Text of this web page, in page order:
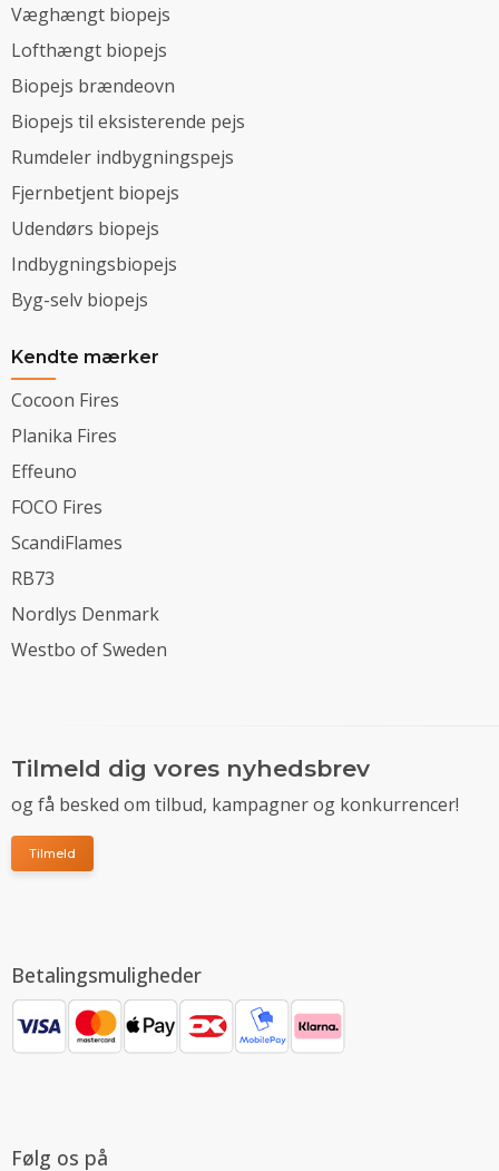
Væghængt biopejs
Lofthængt biopejs
Biopejs brændeovn
Biopejs til eksisterende pejs
Rumdeler indbygningspejs
Fjernbetjent biopejs
Udendørs biopejs
Indbygningsbiopejs
Byg-selv biopejs
Kendte mærker
Cocoon Fires
Planika Fires
Effeuno
FOCO Fires
ScandiFlames
RB73
Nordlys Denmark
Westbo of Sweden
Tilmeld dig vores nyhedsbrev
og få besked om tilbud, kampagner og konkurrencer!
Tilmeld
Betalingsmuligheder
Følg os på